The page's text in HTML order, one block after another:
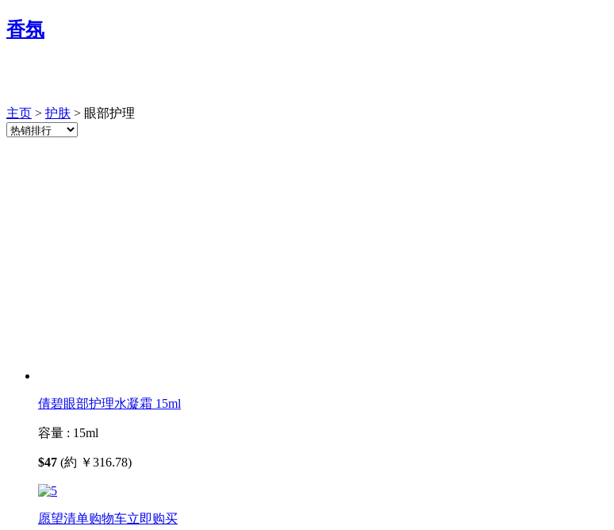
香氛
主页 > 护肤 > 眼部护理
倩碧眼部护理水凝霜 15ml
容量 : 15ml
$47 (約 ￥316.78)
愿望清单购物车立即购买